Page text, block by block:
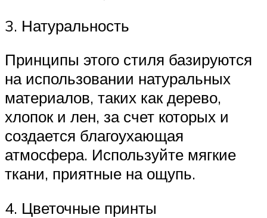
3. Натуральность
Принципы этого стиля базируются
на использовании натуральных
материалов, таких как дерево,
хлопок и лен, за счет которых и
создается благоухающая
атмосфера. Используйте мягкие
ткани, приятные на ощупь.
4. Цветочные принты